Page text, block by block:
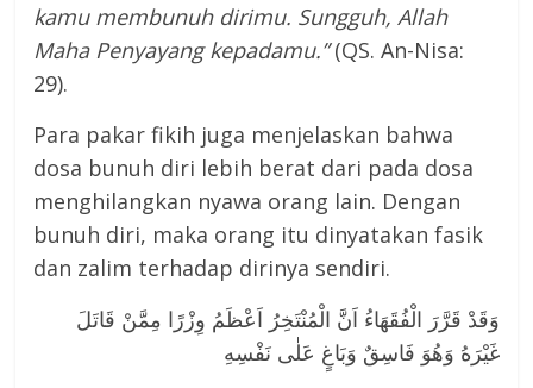
kamu membunuh dirimu. Sungguh, Allah
Maha Penyayang kepadamu.”(QS. An-Nisa:
29).
Para pakar fikih juga menjelaskan bahwa
dosa bunuh diri lebih berat dari pada dosa
menghilangkan nyawa orang lain. Dengan
bunuh diri, maka orang itu dinyatakan fasik
dan zalim terhadap dirinya sendiri.
وَقَدْ قَرَّرَ الْفُقَهَاءُ اَنَّ الْمُنْتَخِرُ اَعْظَمُ وِزْرًا مِمَّنْ قَاتَلَ
غَيْرَهُ وَهُوَ فَاسِقٌ وَبَاغٍ عَلٰى نَفْسِهِ